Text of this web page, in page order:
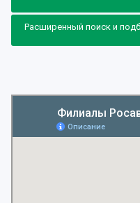
Расширенный поиск и